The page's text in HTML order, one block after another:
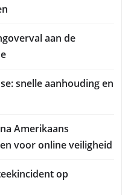
aan de
snelle aanhouding en
Amerikaans
voor online veiligheid
op